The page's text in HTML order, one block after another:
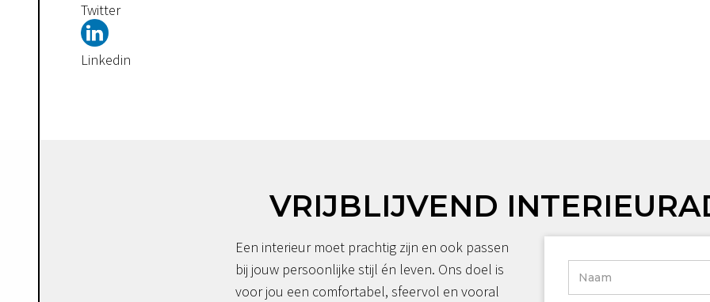
Twitter
Linkedin
VRIJBLIJVEND
Een interieur moet prachtig zijn en ook passen
bij jouw persoonlijke stijl én leven. Ons doel is
voor jou een comfortabel, sfeervol en vooral